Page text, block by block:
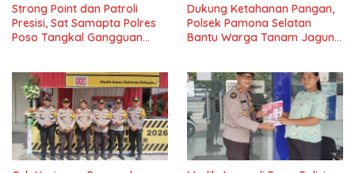
Strong Point dan Patroli
Presisi, Sat Samapta Polres
Poso Tangkal Gangguan
Dukung Ketahanan Pangan,
Polsek Pamona Selatan
Bantu Warga Tanam Jagung